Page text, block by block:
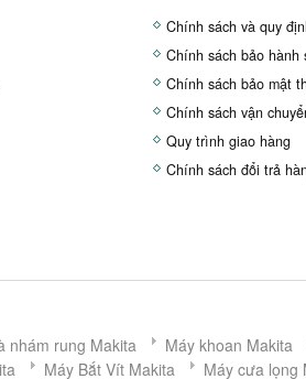
Chính sách và quy
Chính sách bảo hành
Chính sách bảo mật
Chính sách vận
Quy trình giao hàng
Chính sách đổi trả
nhám rung Makita Máy khoan Makita
Máy Bắt Vít Makita Máy cưa lọng